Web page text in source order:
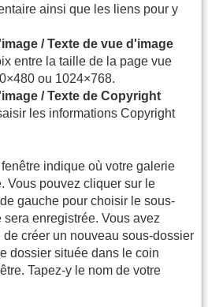
ainsi que les liens pour y
/ Texte de vue d'image
entre la taille de la page vue
ou 1024×768.
/ Texte de Copyright
les informations Copyright
indique où votre galerie
Vous pouvez cliquer sur le
gauche pour choisir le sous-
enregistrée. Vous avez
créer un nouveau sous-dossier
dossier située dans le coin
Tapez-y le nom de votre